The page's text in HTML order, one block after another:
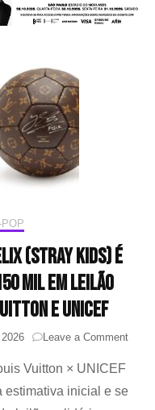
POP
(Stray Kids) é
mil em leilão
e UNICEF
Leave a Commenton
Vuitton × UNICEF
estimativa inicial e se